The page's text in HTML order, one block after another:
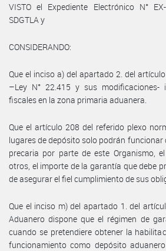
VISTO el Expediente Electrónico N°
SDGTLA y
CONSIDERANDO:
Que el inciso a) del apartado 2. del
–Ley N° 22.415 y sus modificaciones-
fiscales en la zona primaria aduanera.
Que el artículo 208 del referido plexo
lugares de depósito solo podrán
precaria por parte de este Organismo,
otros, el importe de la garantía que debe
de asegurar el fiel cumplimiento de sus
Que el inciso m) del apartado 1. del
Aduanero dispone que el régimen de
cuando se pretendiere obtener la
funcionamiento como depósito